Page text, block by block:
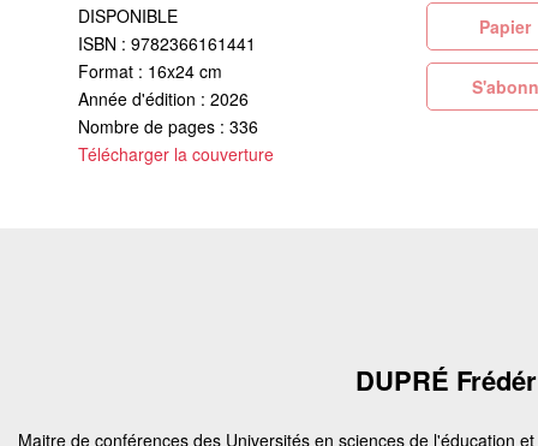
DISPONIBLE
ISBN : 9782366161441
Format : 16x24 cm
Année d'édition : 2026
Nombre de pages : 336
Télécharger la couverture
DUPRÉ
Maitre de conférences des Universités en sciences de l'éducation